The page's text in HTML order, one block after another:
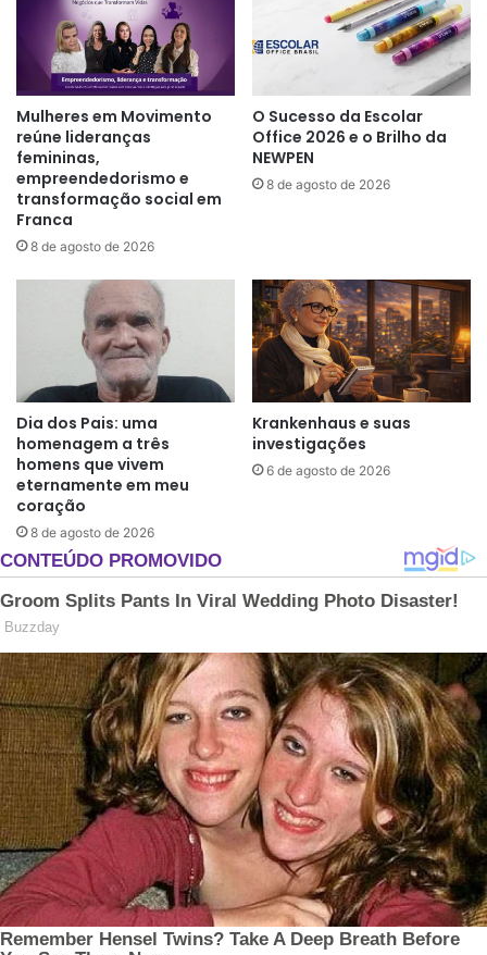
Mulheres em Movimento
reúne lideranças
femininas,
empreendedorismo e
transformação social em
Franca
8 de agosto de 2026
O Sucesso da Escolar
Office 2026 e o Brilho da
NEWPEN
8 de agosto de 2026
Dia dos Pais: uma
homenagem a três
homens que vivem
eternamente em meu
coração
8 de agosto de 2026
Krankenhaus e suas
investigações
6 de agosto de 2026